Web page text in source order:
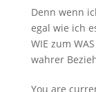
Denn wenn
egal wie ich
WIE zum
wahrer
You are